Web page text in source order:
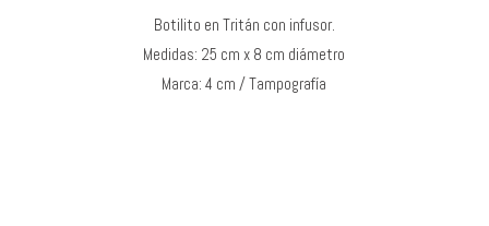
Botilito en Tritán con infusor.
Medidas: 25 cm x 8 cm diámetro
Marca: 4 cm / Tampografía